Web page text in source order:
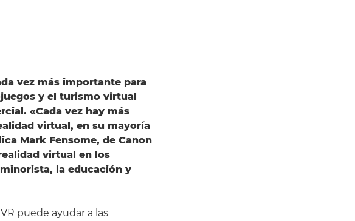
vez más importante para
y el turismo virtual
«Cada vez hay más
virtual, en su mayoría
Mark Fensome, de Canon
virtual en los
la educación y
puede ayudar a las